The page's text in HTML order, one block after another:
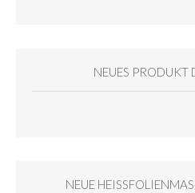
NEUES PRODUKT
NEUE